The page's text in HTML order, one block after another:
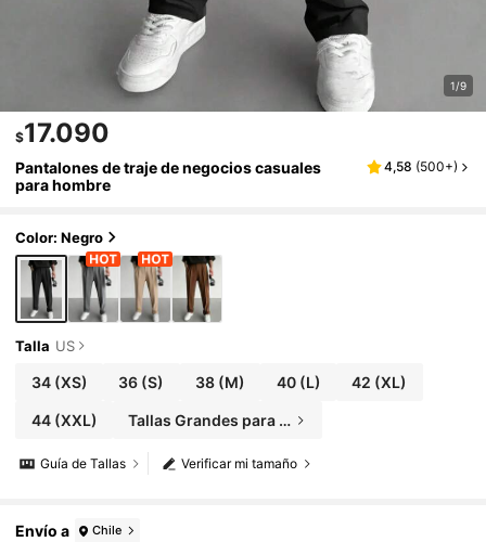
1/9
$17.090
Pantalones de traje de negocios casuales
para hombre
4,58 (500+)
Color: Negro
Talla US
34(XS) 36 (S) 38(M) 40(L) 42 (XL)
44(XXL) Tallas Grandes para Hombre
Verificar mi tamaño
Guía de Tallas
Envío a Chile